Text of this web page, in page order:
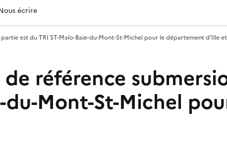
écrire
est du TRI ST-Malo-Baie-du-Mont-St-Michel pour le département d'Ille
référence
Mont-St-Michel